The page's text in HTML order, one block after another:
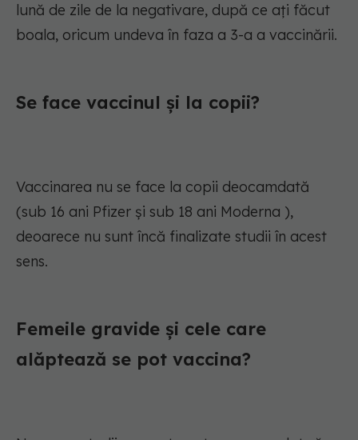
lună de zile de la negativare, după ce ați făcut
boala, oricum undeva în faza a 3-a a vaccinării.
Se face vaccinul și la copii?
Vaccinarea nu se face la copii deocamdată
(sub 16 ani Pfizer și sub 18 ani Moderna ),
deoarece nu sunt încă finalizate studii în acest
sens.
Femeile gravide și cele care
alăptează se pot vaccina?